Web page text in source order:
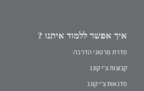
איך אפשר ללמוד איתנו ?
סדרת סרטוני הדרכה
קבוצות צ'י קונג
סדנאות צ'י קונג